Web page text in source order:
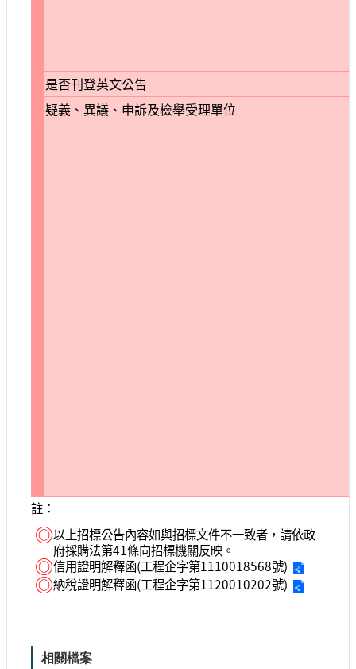
是否刊登英文公告
疑義、異議、申訴及檢舉受理單位
註：
◎以上招標公告內容如與招標文件不一致者，請依政
府採購法第41條向招標機關反映。
◎信用證明解釋函(工程企字第1110018568號)
◎納稅證明解釋函(工程企字第1120010202號)
相關檔案